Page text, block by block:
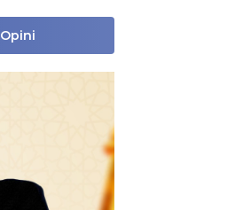
Opini